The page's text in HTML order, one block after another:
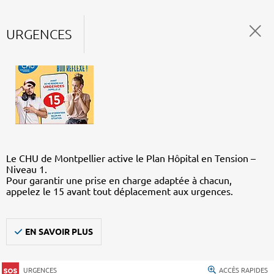
URGENCES
Le CHU de Montpellier active le Plan Hôpital en Tension –
Niveau 1.
Pour garantir une prise en charge adaptée à chacun,
appelez le 15 avant tout déplacement aux urgences.
EN SAVOIR PLUS
URGENCES ACCÈS RAPIDES